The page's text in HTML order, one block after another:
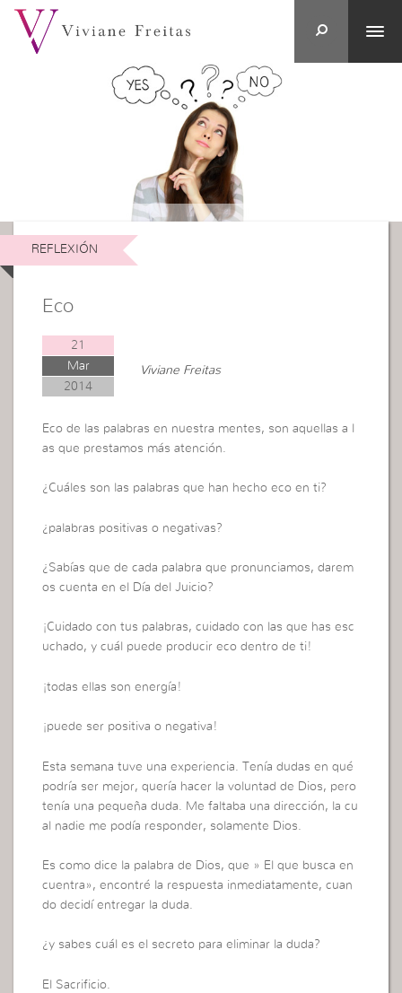
REFLEXIÓN
Eco
21
Mar
2014
Viviane Freitas
Eco de las palabras en nuestra mentes, son aquellas a l
as que prestamos más atención.
¿Cuáles son las palabras que han hecho eco en ti?
¿palabras positivas o negativas?
¿Sabías que de cada palabra que pronunciamos, darem
os cuenta en el Día del Juicio?
¡Cuidado con tus palabras, cuidado con las que has esc
uchado, y cuál puede producir eco dentro de ti!
¡todas ellas son energía!
¡puede ser positiva o negativa!
Esta semana tuve una experiencia. Tenía dudas en qué
podría ser mejor, quería hacer la voluntad de Dios, pero
tenía una pequeña duda. Me faltaba una dirección, la cu
al nadie me podía responder, solamente Dios.
Es como dice la palabra de Dios, que » El que busca en
cuentra», encontré la respuesta inmediatamente, cuan
do decidí entregar la duda.
¿y sabes cuál es el secreto para eliminar la duda?
El Sacrificio.